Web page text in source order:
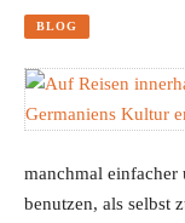
BLOG
manchmal einfacher
benutzen, als selbst